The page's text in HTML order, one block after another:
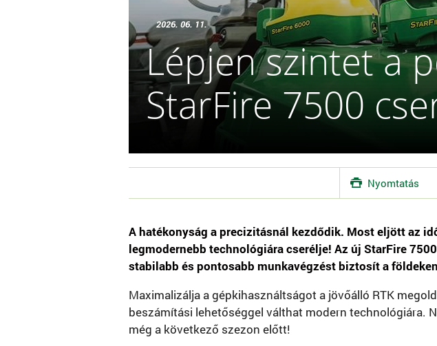
2026. 06. 11.
Lépjen szintet a
StarFire 7500
Nyomtatás
A hatékonyság a precizitásnál kezdődik. Most eljött az
legmodernebb technológiára cserélje! Az új StarFire
stabilabb és pontosabb munkavégzést biztosít a
Maximalizálja a gépkihasználtságot a jövőálló RTK
beszámítási lehetőséggel válthat modern technológiára.
még a következő szezon előtt!